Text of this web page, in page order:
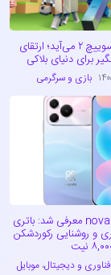
ماینکرفت به سوییچ ۲ می‌آید؛ ارتقای
برای دنیای بلاکی
بازی و سرگرمی
هواوی nova 16 SE معرفی شد: باتری
و روشنایی رکوردشکن
نیت
فناوری و دیجیتال،موبایل